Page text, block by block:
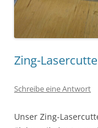
Zing-
Schreibe eine Antwort
Unser Zing-